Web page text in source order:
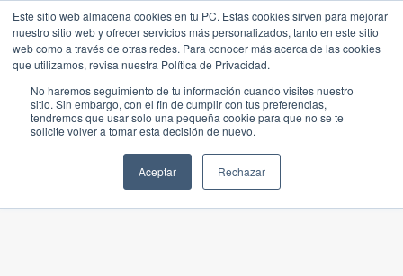
Este sitio web almacena cookies en tu PC. Estas cookies sirven para mejorar
nuestro sitio web y ofrecer servicios más personalizados, tanto en este sitio
web como a través de otras redes. Para conocer más acerca de las cookies
que utilizamos, revisa nuestra Política de Privacidad.
No haremos seguimiento de tu información cuando visites nuestro
sitio. Sin embargo, con el fin de cumplir con tus preferencias,
tendremos que usar solo una pequeña cookie para que no se te
solicite volver a tomar esta decisión de nuevo.
Aceptar Rechazar